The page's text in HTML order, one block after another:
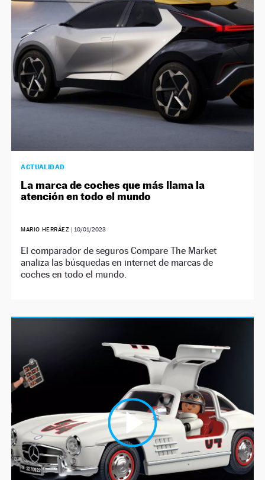
ACTUALIDAD
La marca de coches que más llama la
atención en todo el mundo
MARIO HERRÁEZ | 10/01/2023
El comparador de seguros Compare The Market
analiza las búsquedas en internet de marcas de
coches en todo el mundo.